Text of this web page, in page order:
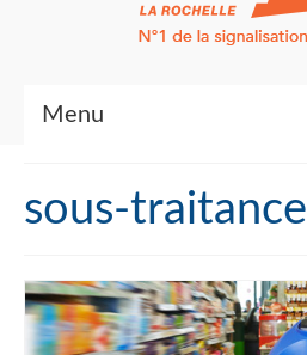
Menu
Qui sommes-nous ?
Accéder à Signals
sous-traitance